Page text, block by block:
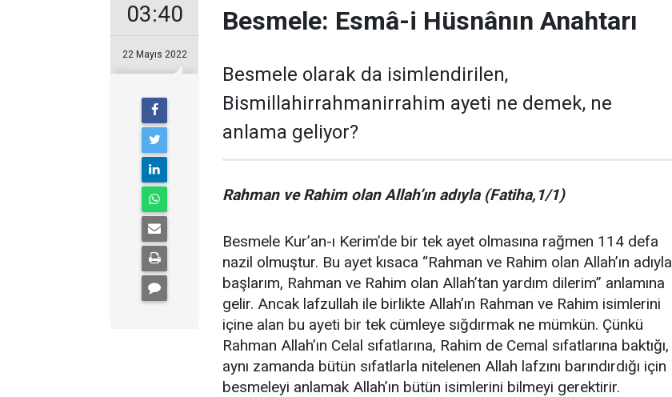
03:40
22 Mayıs 2022
Besmele: Esmâ-i Hüsnânın Anahtarı
Besmele olarak da isimlendirilen,
Bismillahirrahmanirrahim ayeti ne demek, ne
anlama geliyor?
Rahman ve Rahim olan Allah’ın adıyla (Fatiha,1/1)
Besmele Kur’an-ı Kerim’de bir tek ayet olmasına rağmen 114 defa
nazil olmuştur. Bu ayet kısaca “Rahman ve Rahim olan Allah’ın adıyla
başlarım, Rahman ve Rahim olan Allah’tan yardım dilerim” anlamına
gelir. Ancak lafzullah ile birlikte Allah’ın Rahman ve Rahim isimlerini
içine alan bu ayeti bir tek cümleye sığdırmak ne mümkün. Çünkü
Rahman Allah’ın Celal sıfatlarına, Rahim de Cemal sıfatlarına baktığı,
aynı zamanda bütün sıfatlarla nitelenen Allah lafzını barındırdığı için
besmeleyi anlamak Allah’ın bütün isimlerini bilmeyi gerektirir.